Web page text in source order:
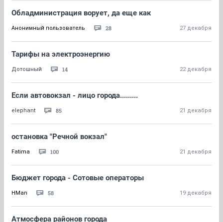
Обладминистрация ворует, да еще как
Анонимный пользователь 28 27 декабря
Тарифы на электроэнергию
Дотошный 14 22 декабря
Если автовокзал - лицо города.........
elephant 85 21 декабря
остановка "Речной вокзал"
Fatima 100 21 декабря
Бюджет города - Сотовые операторы
HMan 58 19 декабря
Атмосфера районов города